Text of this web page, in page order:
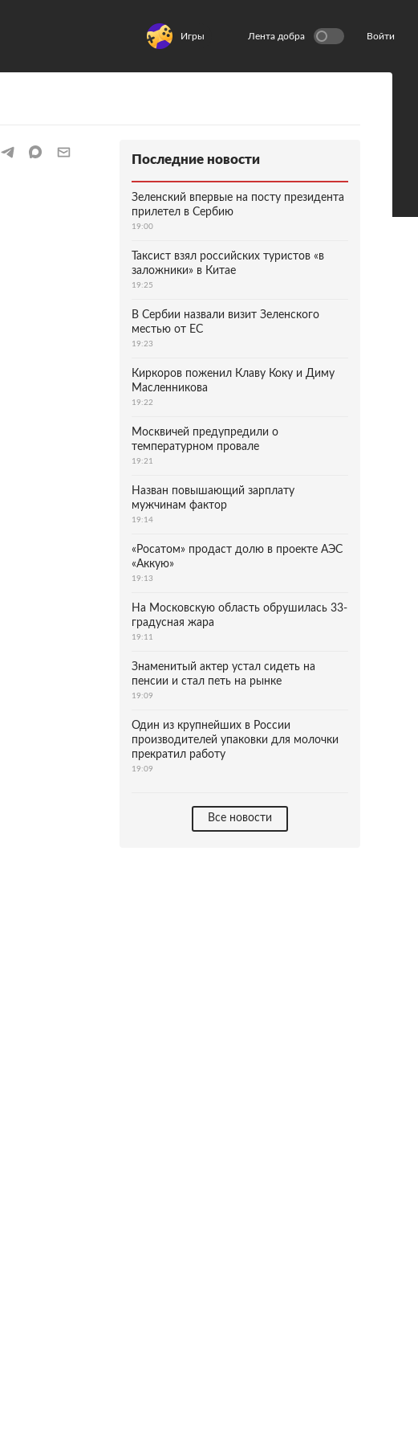
Игры Лента добра Войти
Последние новости
Зеленский впервые на посту президента
прилетел в Сербию
19:00
Таксист взял российских туристов «в
заложники» в Китае
19:25
В Сербии назвали визит Зеленского
местью от ЕС
19:23
Киркоров поженил Клаву Коку и Диму
Масленникова
19:22
Москвичей предупредили о
температурном провале
19:21
Назван повышающий зарплату
мужчинам фактор
19:14
«Росатом» продаст долю в проекте АЭС
«Аккую»
19:13
На Московскую область обрушилась 33-
градусная жара
19:11
Знаменитый актер устал сидеть на
пенсии и стал петь на рынке
19:09
Один из крупнейших в России
производителей упаковки для молочки
прекратил работу
19:09
Все новости